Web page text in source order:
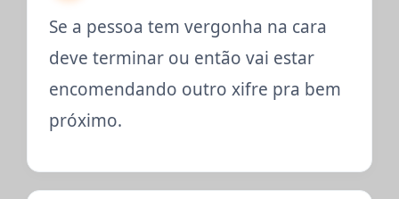
Se a pessoa tem vergonha na cara
deve terminar ou então vai estar
encomendando outro xifre pra bem
próximo.